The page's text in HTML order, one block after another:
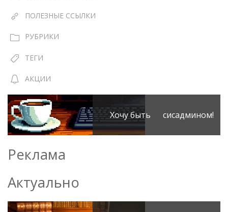
ПОЛЕЗНЫЕ ССЫЛКИ
РУБРИКИ
ТЕГИ
АКЦИИ
Хочу быть сисадмином!
Реклама
Актуально